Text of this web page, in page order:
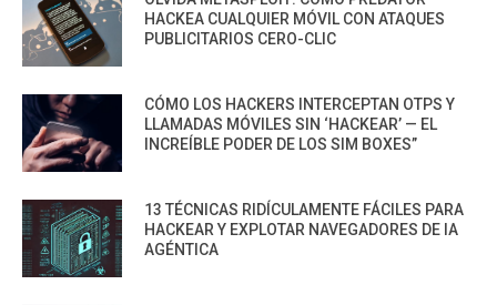
HACKEA CUALQUIER MÓVIL CON ATAQUES
PUBLICITARIOS CERO-CLIC
CÓMO LOS HACKERS INTERCEPTAN OTPS Y
LLAMADAS MÓVILES SIN ‘HACKEAR’ — EL
INCREÍBLE PODER DE LOS SIM BOXES”
13 TÉCNICAS RIDÍCULAMENTE FÁCILES PARA
HACKEAR Y EXPLOTAR NAVEGADORES DE IA
AGÉNTICA